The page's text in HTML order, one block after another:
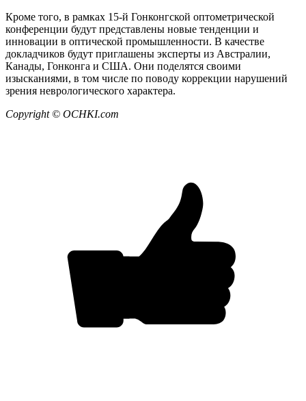
Кроме того, в рамках 15-й Гонконгской оптометрической
конференции будут представлены новые тенденции и
инновации в оптической промышленности. В качестве
докладчиков будут приглашены эксперты из Австралии,
Канады, Гонконга и США. Они поделятся своими
изысканиями, в том числе по поводу коррекции нарушений
зрения неврологического характера.
Copyright © OCHKI.com